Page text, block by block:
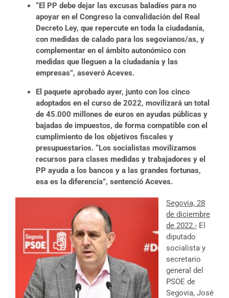
“El PP debe dejar las excusas baladíes para no
apoyar en el Congreso la convalidación del Real
Decreto Ley, que repercute en toda la ciudadanía,
con medidas de calado para los segovianos/as, y
complementar en el ámbito autonómico con
medidas que lleguen a la ciudadanía y las
empresas”, aseveró Aceves.
El paquete aprobado ayer, junto con los cinco
adoptados en el curso de 2022, movilizará un total
de 45.000 millones de euros en ayudas públicas y
bajadas de impuestos, de forma compatible con el
cumplimiento de los objetivos fiscales y
presupuestarios. “Los socialistas movilizamos
recursos para clases medidas y trabajadores y el
PP ayuda a los bancos y a las grandes fortunas,
esa es la diferencia”, sentenció Aceves.
Segovia, 28
de diciembre
de 2022.- El
diputado
socialista y
secretario
general del
PSOE de
Segovia, José